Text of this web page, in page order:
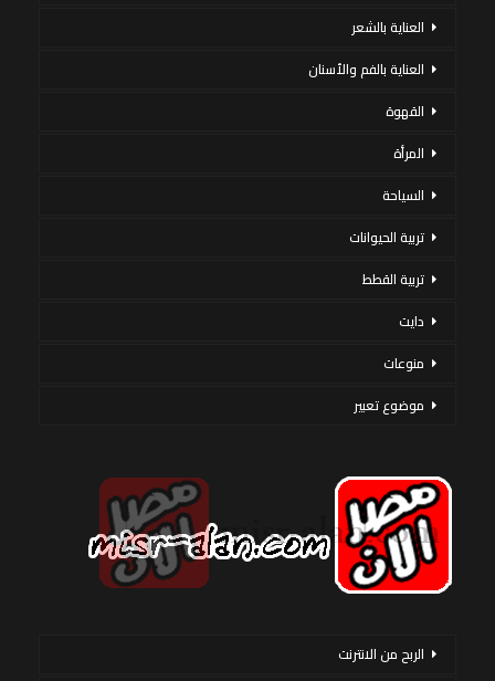
العناية بالشعر
العناية بالفم والأسنان
القهوة
المرأة
السياحة
تربية الحيوانات
تربية القطط
دايت
منوعات
موضوع تعبير
الربح من الانترنت